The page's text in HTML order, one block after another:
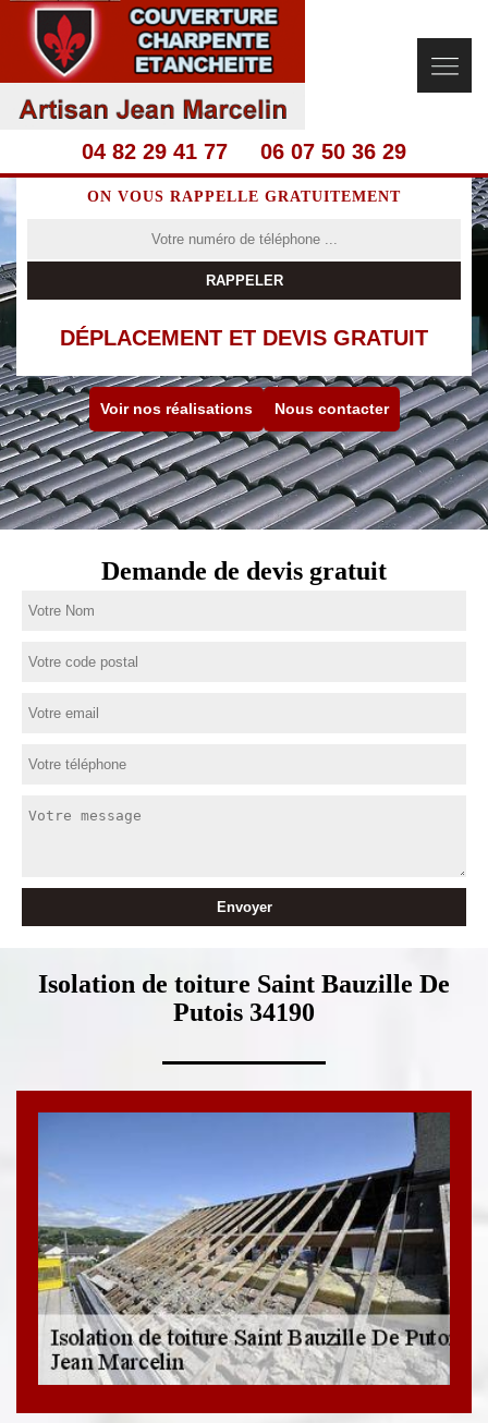
04 82 29 41 77 06 07 50 36 29
ON VOUS RAPPELLE GRATUITEMENT
DÉPLACEMENT ET DEVIS GRATUIT
Voir nos réalisations Nous contacter
Demande de devis gratuit
Isolation de toiture Saint Bauzille De
Putois 34190